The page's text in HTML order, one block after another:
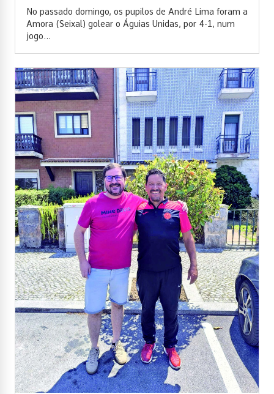
No passado domingo, os pupilos de André Lima foram a
Amora (Seixal) golear o Águias Unidas, por 4-1, num
jogo...